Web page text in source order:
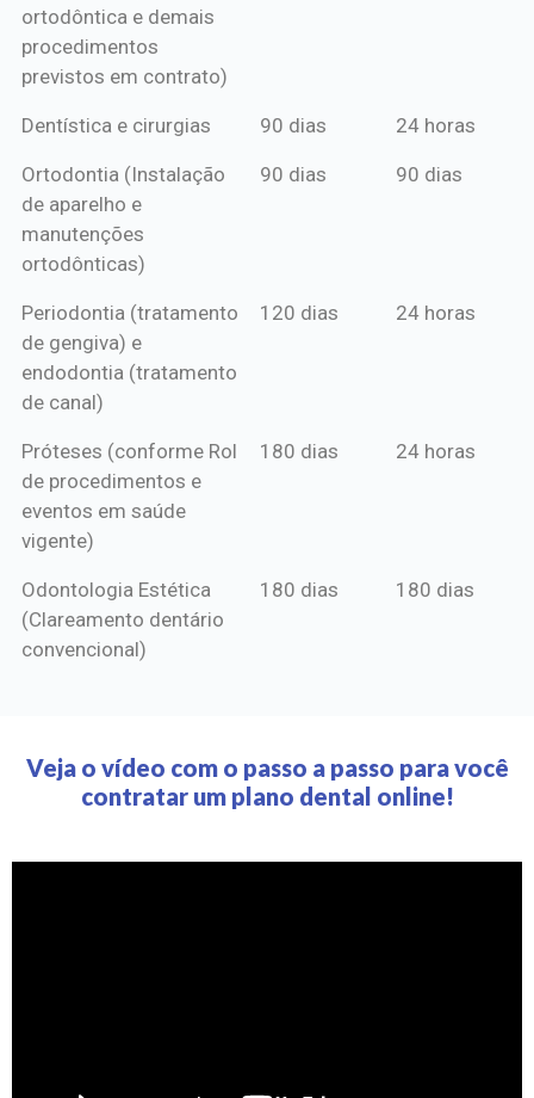
ortodôntica e demais
procedimentos
previstos em contrato)
Dentística e cirurgias 90 dias 24 horas
Ortodontia (Instalação
de aparelho e
manutenções
ortodônticas)
90 dias 90 dias
Periodontia (tratamento
de gengiva) e
endodontia (tratamento
de canal)
120 dias 24 horas
Próteses (conforme Rol
de procedimentos e
eventos em saúde
vigente)
180 dias 24 horas
Odontologia Estética
(Clareamento dentário
convencional)
180 dias 180 dias
Veja o vídeo com o passo a passo para você
contratar um plano dental online!